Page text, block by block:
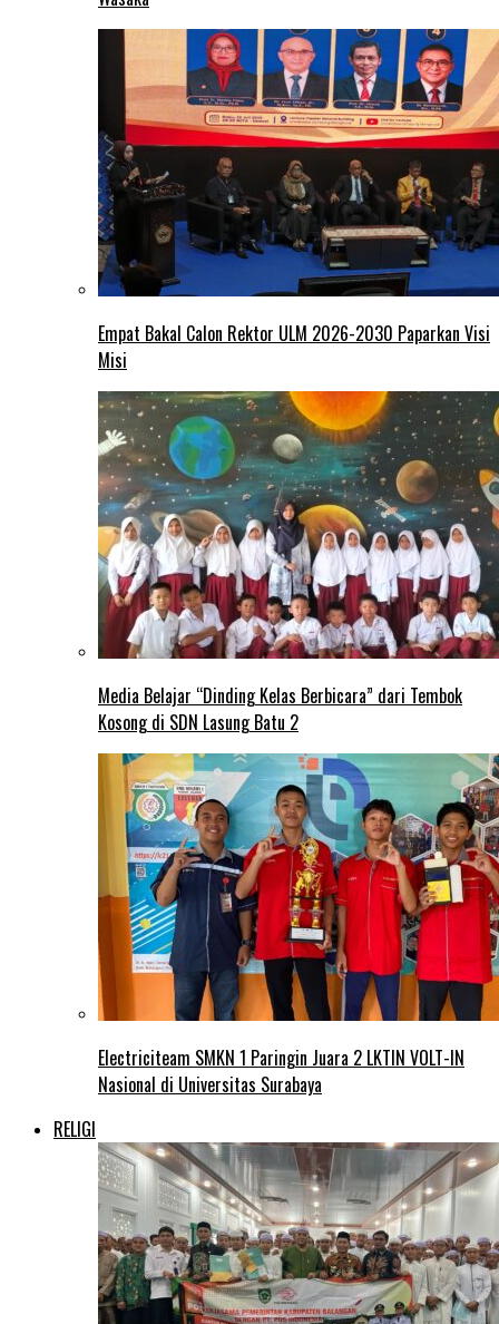
Empat Bakal Calon Rektor ULM 2026-2030 Paparkan Visi
Misi
Media Belajar “Dinding Kelas Berbicara” dari Tembok
Kosong di SDN Lasung Batu 2
Electriciteam SMKN 1 Paringin Juara 2 LKTIN VOLT-IN
Nasional di Universitas Surabaya
RELIGI